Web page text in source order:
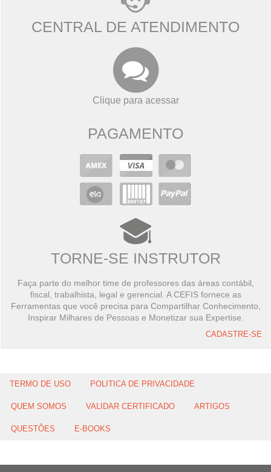
CENTRAL DE ATENDIMENTO
Clique para acessar
PAGAMENTO
TORNE-SE INSTRUTOR
Faça parte do melhor time de professores das áreas contábil,
fiscal, trabalhista, legal e gerencial. A CEFIS fornece as
Ferramentas que você precisa para Compartilhar Conhecimento,
Inspirar Milhares de Pessoas e Monetizar sua Expertise.
CADASTRE-SE
TERMO DE USO POLITICA DE PRIVACIDADE
QUEM SOMOS VALIDAR CERTIFICADO ARTIGOS
QUESTÕES E-BOOKS